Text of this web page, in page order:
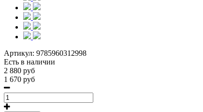
Артикул: 9785960312998
Есть в наличии
2 880 руб
1 670 руб